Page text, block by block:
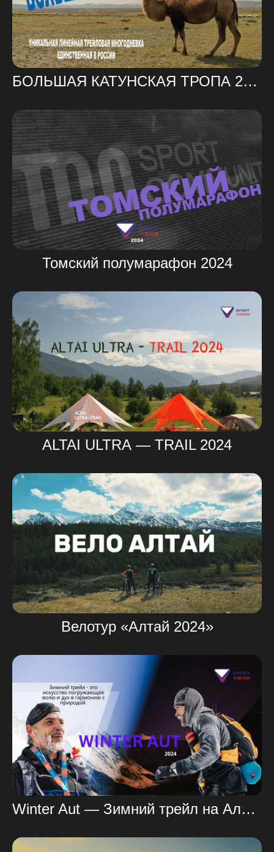
БОЛЬШАЯ КАТУНСКАЯ ТРОПА 2024
Томский полумарафон 2024
ALTAI ULTRA — TRAIL 2024
Велотур «Алтай 2024»
Winter Aut — Зимний трейл на Алтае